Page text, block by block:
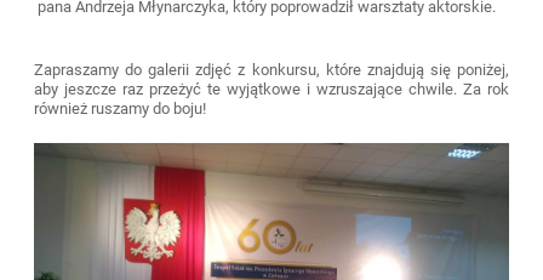
pana Andrzeja Młynarczyka, który poprowadził warsztaty aktorskie.
Zapraszamy do galerii zdjęć z konkursu, które znajdują się poniżej,
aby jeszcze raz przeżyć te wyjątkowe i wzruszające chwile. Za rok
również ruszamy do boju!